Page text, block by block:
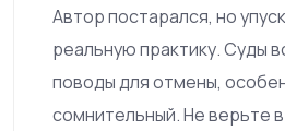
Автор постарался, но
реальную практику. Суды
поводы для отмены,
сомнительный. Не верьте